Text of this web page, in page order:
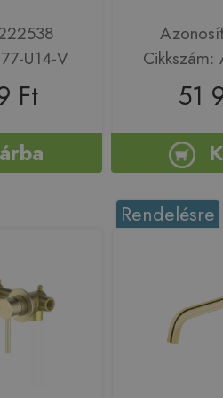
U14-V
Ft 51
Rendelésre